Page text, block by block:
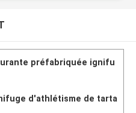
préfabriquée ignifu
d'athlétisme de tarta